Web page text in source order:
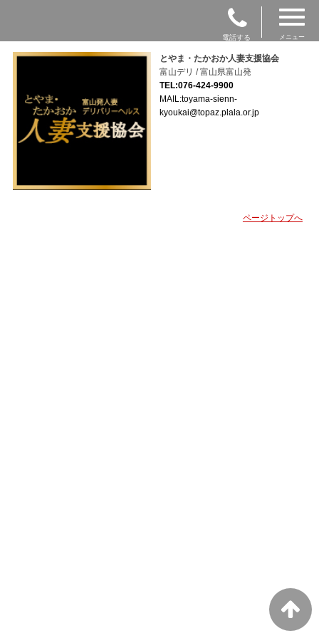
電話する メニュー
とやま・たかおか人妻支援協会
富山デリ / 富山県富山発
TEL:076-424-9900
MAIL:toyama-sienn-
kyoukai@topaz.plala.or.jp
ページトップへ